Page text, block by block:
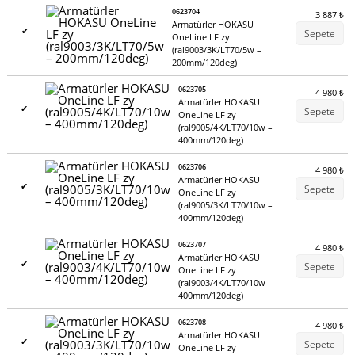
katkıda bulunur.
Armatürün güvenilir şekilde sabitlenmesi
En yeni nesil HOKASU sistemi yay çeliğinden tutucuları
kullanır. Krom, manganez, silikon ve tungsten bazlı özel bir
alaşım, 50.000 kurulumdan sonra bile montajın orijinal
boyutunu ve şeklini korur.
Bu sabitleme yöntemi, bir mıknatıstan dört kat daha üstündür
ve bütçeniz için daha uygun fiyatlıdır.
24V voltaj güvenlidir
Kartın üzerindeki voltaj yalnızca24V'tur ve bu, armatürlerin
çalıştırılması ve değiştirilmesi için güvenlidir. 220V elektrik
şebekesine bağlamak için, planlanan armatür sayısına göre
uygun adette güç kaynağı kullanılması gerekmektedir.
Bu voltaj seçimi, birçok çeşit kontrol sistemi ve güç kaynakları
✔
0623704
Armatürler HOKASU
OneLine LF zy
(ral9003/3K/LT70/5w –
200mm/120deg)
3 887₺
Sepete
✔
0623705
Armatürler HOKASU
OneLine LF zy
(ral9005/4K/LT70/10w –
400mm/120deg)
4 980₺
Sepete
✔
0623706
Armatürler HOKASU
OneLine LF zy
(ral9005/3K/LT70/10w –
400mm/120deg)
4 980₺
Sepete
✔
0623707
Armatürler HOKASU
OneLine LF zy
(ral9003/4K/LT70/10w –
400mm/120deg)
4 980₺
Sepete
✔
0623708
Armatürler HOKASU
OneLine LF zy
4 980₺
Sepete